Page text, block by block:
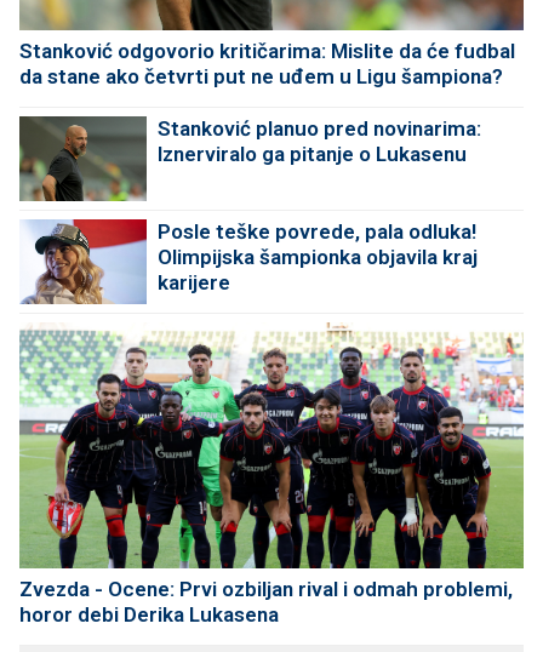
Stanković odgovorio kritičarima: Mislite da će fudbal
da stane ako četvrti put ne uđem u Ligu šampiona?
Stanković planuo pred novinarima:
Iznerviralo ga pitanje o Lukasenu
Posle teške povrede, pala odluka!
Olimpijska šampionka objavila kraj
karijere
Zvezda - Ocene: Prvi ozbiljan rival i odmah problemi,
horor debi Derika Lukasena